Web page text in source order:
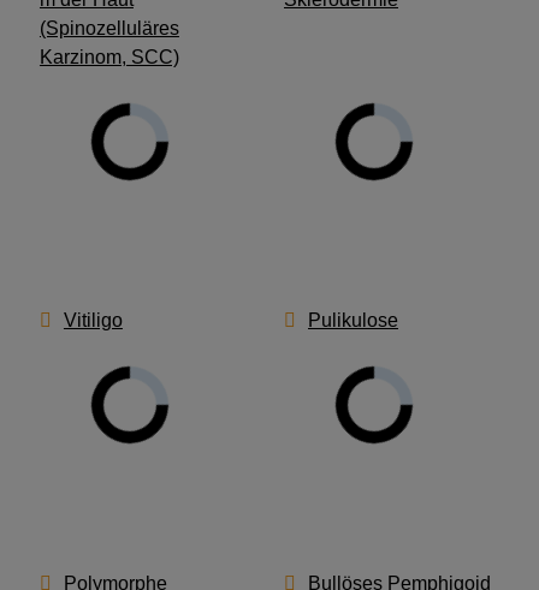
(Spinozelluläres
Karzinom, SCC)
Vitiligo Pulikulose
Polymorphe Bullöses Pemphigoid